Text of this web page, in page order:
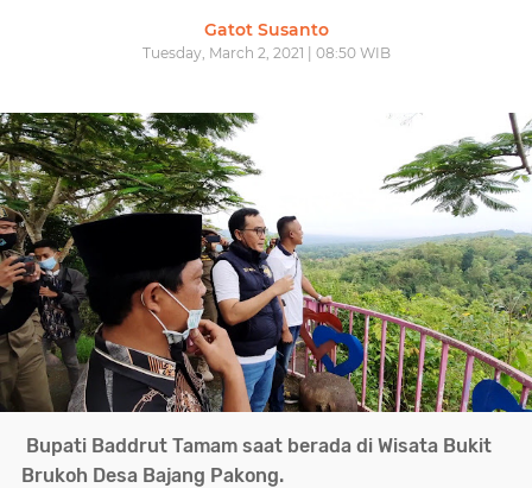
Gatot Susanto
Tuesday, March 2, 2021 | 08:50 WIB
Bupati Baddrut Tamam saat berada di Wisata Bukit
Brukoh Desa Bajang Pakong.